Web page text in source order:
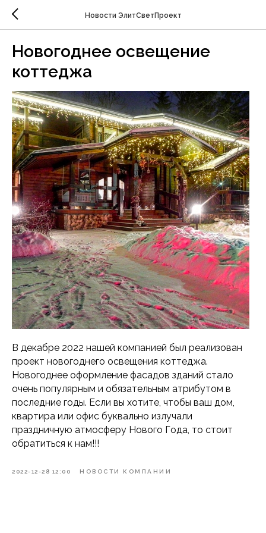
Новости ЭлитСветПроект
Новогоднее освещение
коттеджа
В декабре 2022 нашей компанией был реализован
проект новогоднего освещения коттеджа.
Новогоднее оформление фасадов зданий стало
очень популярным и обязательным атрибутом в
последние годы. Если вы хотите, чтобы ваш дом,
квартира или офис буквально излучали
праздничную атмосферу Нового Года, то стоит
обратиться к нам!!!
2022-12-28 12:00 НОВОСТИ КОМПАНИИ